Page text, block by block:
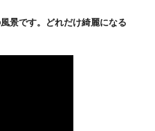
景です。どれだけ綺麗になる